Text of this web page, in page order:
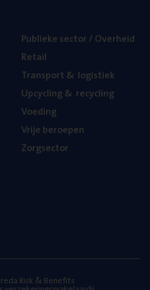
Publie­ke sec­tor / Overheid
Retail
Trans­port& logistiek
Upcy­cling& recycling
Voe­ding
Vrije beroe­pen
Zorg­sec­tor
Risk & Benefits